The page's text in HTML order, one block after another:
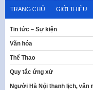
TRANG CHỦ GIỚI THIỆU
Tin tức – Sự kiện
Văn hóa
Thể Thao
Quy tắc ứng xử
Người Hà Nội thanh lịch, văn